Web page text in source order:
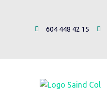
604 448 42 15